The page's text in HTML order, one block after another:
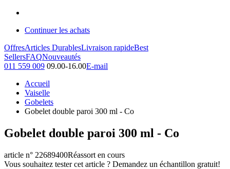
Continuer les achats
OffresArticles DurablesLivraison rapideBest
SellersFAQNouveautés
011 559 009 09.00-16.00E-mail
Accueil
Vaiselle
Gobelets
Gobelet double paroi 300 ml - Co
Gobelet double paroi 300 ml - Co
article n° 22689400Réassort en cours
Vous souhaitez tester cet article ? Demandez un échantillon gratuit!